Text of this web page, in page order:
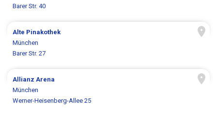
Barer Str. 40
Alte Pinakothek
München
Barer Str. 27
Allianz Arena
München
Werner-Heisenberg-Allee 25